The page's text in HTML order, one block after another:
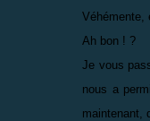
Véhémente,
Ah bon ! ?
Je vous
nous a
maintenant,